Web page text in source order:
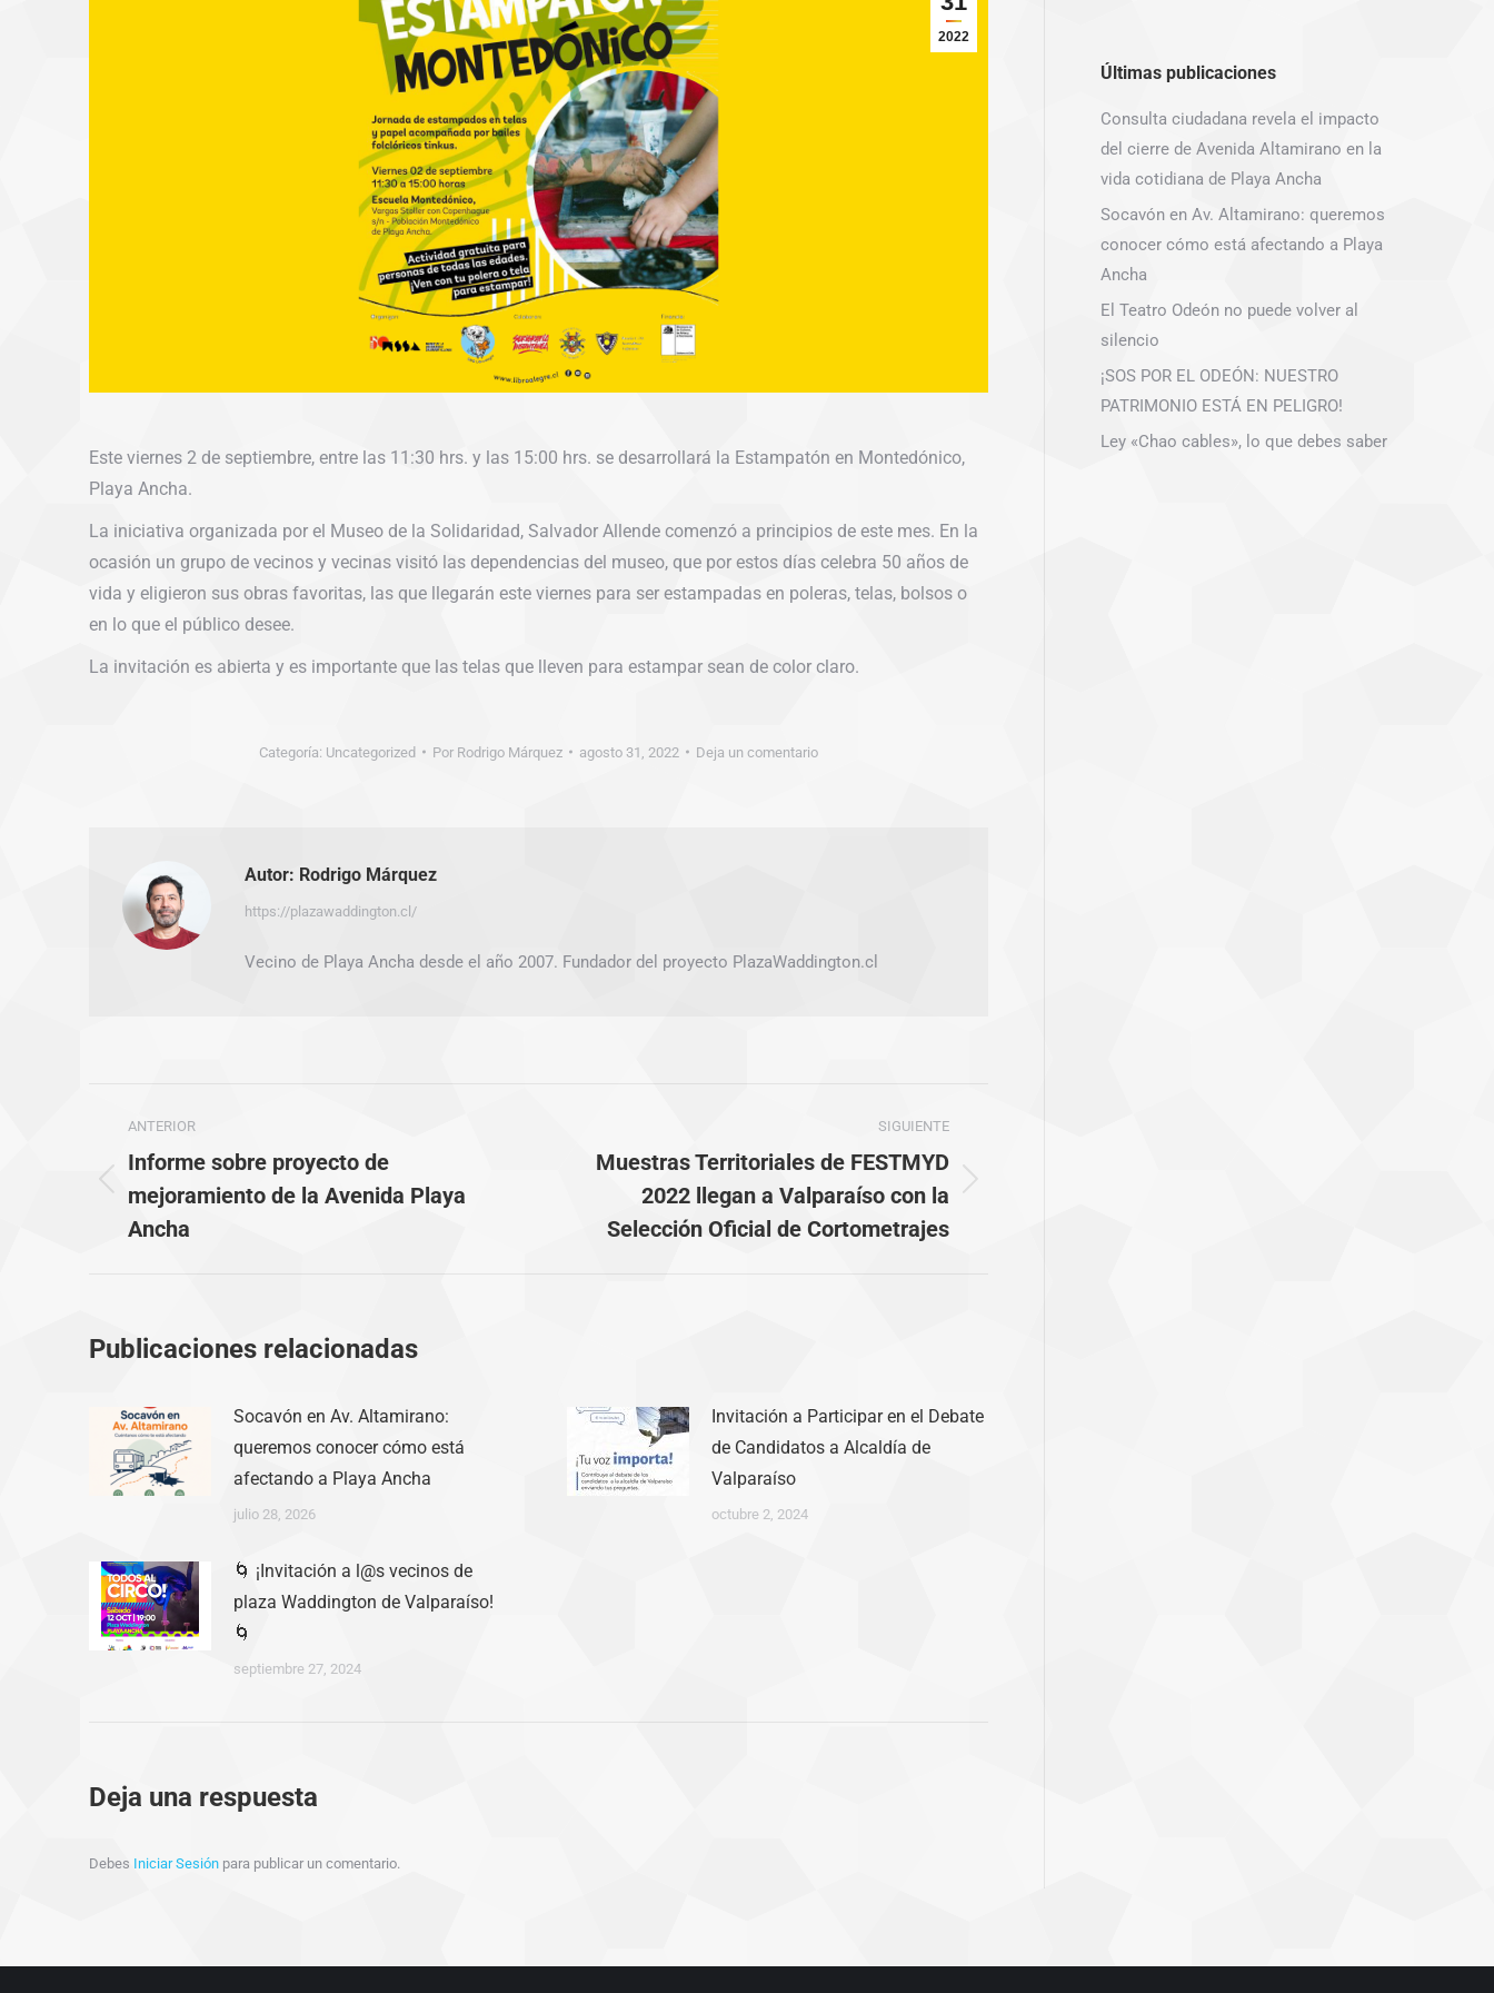
2022
Este viernes 2 de septiembre, entre las 11:30 hrs. y las 15:00 hrs. se desarrollará la Estampatón en Montedónico,
Playa Ancha.
La iniciativa organizada por el Museo de la Solidaridad, Salvador Allende comenzó a principios de este mes. En la
ocasión un grupo de vecinos y vecinas visitó las dependencias del museo, que por estos días celebra 50 años de
vida y eligieron sus obras favoritas, las que llegarán este viernes para ser estampadas en poleras, telas, bolsos o
en lo que el público desee.
La invitación es abierta y es importante que las telas que lleven para estampar sean de color claro.
Categoría: Uncategorized Por Rodrigo Márquez agosto 31, 2022 Deja un comentario
Autor: Rodrigo Márquez
https://plazawaddington.cl/
Vecino de Playa Ancha desde el año 2007. Fundador del proyecto PlazaWaddington.cl
entre
publicaciones
ANTERIOR
Publicación
anterior:
Informe sobre proyecto de
mejoramiento de la Avenida Playa
Ancha
SIGUIENTE
Publicación
siguiente:
Muestras Territoriales de FESTMYD
2022 llegan a Valparaíso con la
Selección Oficial de Cortometrajes
Publicaciones relacionadas
Socavón en Av. Altamirano:
queremos conocer cómo está
afectando a Playa Ancha
julio 28, 2026
Invitación a Participar en el Debate
de Candidatos a Alcaldía de
Valparaíso
octubre 2, 2024
🌀 ¡Invitación a l@s vecinos de
plaza Waddington de Valparaíso!
🌀
septiembre 27, 2024
Deja una respuesta
Debes Iniciar Sesión para publicar un comentario.
Últimas publicaciones
Consulta ciudadana revela el impacto
del cierre de Avenida Altamirano en la
vida cotidiana de Playa Ancha
Socavón en Av. Altamirano: queremos
conocer cómo está afectando a Playa
Ancha
El Teatro Odeón no puede volver al
silencio
¡SOS POR EL ODEÓN: NUESTRO
PATRIMONIO ESTÁ EN PELIGRO!
Ley «Chao cables», lo que debes saber